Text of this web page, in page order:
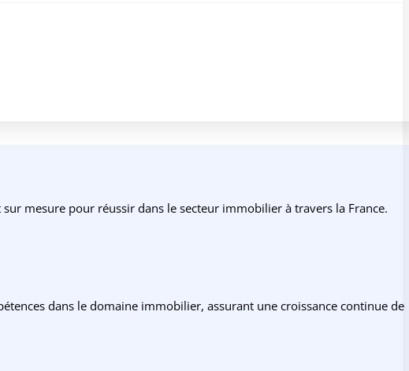
mesure pour réussir dans le secteur immobilier à travers la France.
dans le domaine immobilier, assurant une croissance continue de